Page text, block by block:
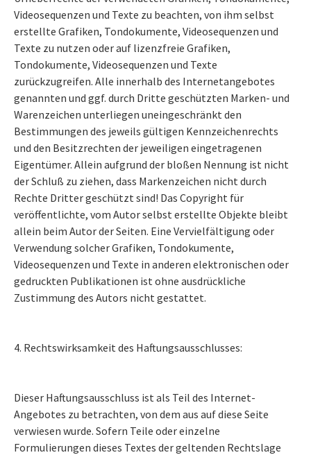
Videosequenzen und Texte zu beachten, von ihm selbst
erstellte Grafiken, Tondokumente, Videosequenzen und
Texte zu nutzen oder auf lizenzfreie Grafiken,
Tondokumente, Videosequenzen und Texte
zurückzugreifen. Alle innerhalb des Internetangebotes
genannten und ggf. durch Dritte geschützten Marken- und
Warenzeichen unterliegen uneingeschränkt den
Bestimmungen des jeweils gültigen Kennzeichenrechts
und den Besitzrechten der jeweiligen eingetragenen
Eigentümer. Allein aufgrund der bloßen Nennung ist nicht
der Schluß zu ziehen, dass Markenzeichen nicht durch
Rechte Dritter geschützt sind! Das Copyright für
veröffentlichte, vom Autor selbst erstellte Objekte bleibt
allein beim Autor der Seiten. Eine Vervielfältigung oder
Verwendung solcher Grafiken, Tondokumente,
Videosequenzen und Texte in anderen elektronischen oder
gedruckten Publikationen ist ohne ausdrückliche
Zustimmung des Autors nicht gestattet.
4. Rechtswirksamkeit des Haftungsausschlusses:
Dieser Haftungsausschluss ist als Teil des Internet-
Angebotes zu betrachten, von dem aus auf diese Seite
verwiesen wurde. Sofern Teile oder einzelne
Formulierungen dieses Textes der geltenden Rechtslage